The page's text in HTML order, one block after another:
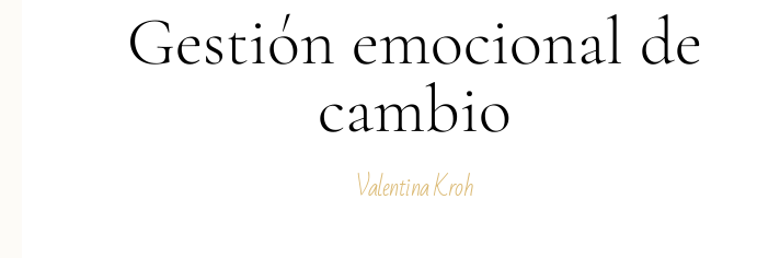
Gestión emocional de
cambio
Valentina Kroh